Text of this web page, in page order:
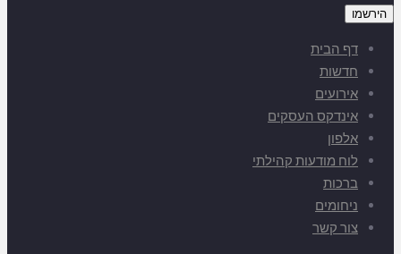
דף הבית
חדשות
אירועים
אינדקס העסקים
אלפון
לוח מודעות קהילתי
ברכות
ניחומים
צור קשר